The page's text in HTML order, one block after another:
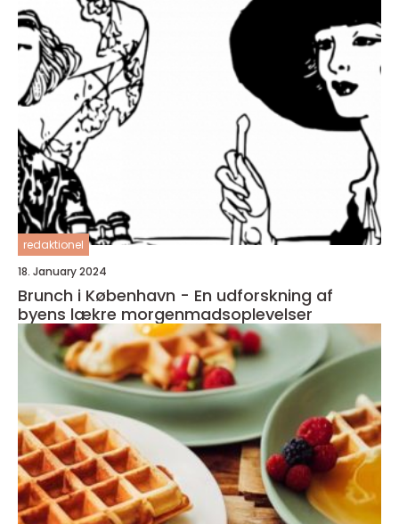
redaktionel
18. January 2024
Brunch i København - En udforskning af
byens lækre morgenmadsoplevelser